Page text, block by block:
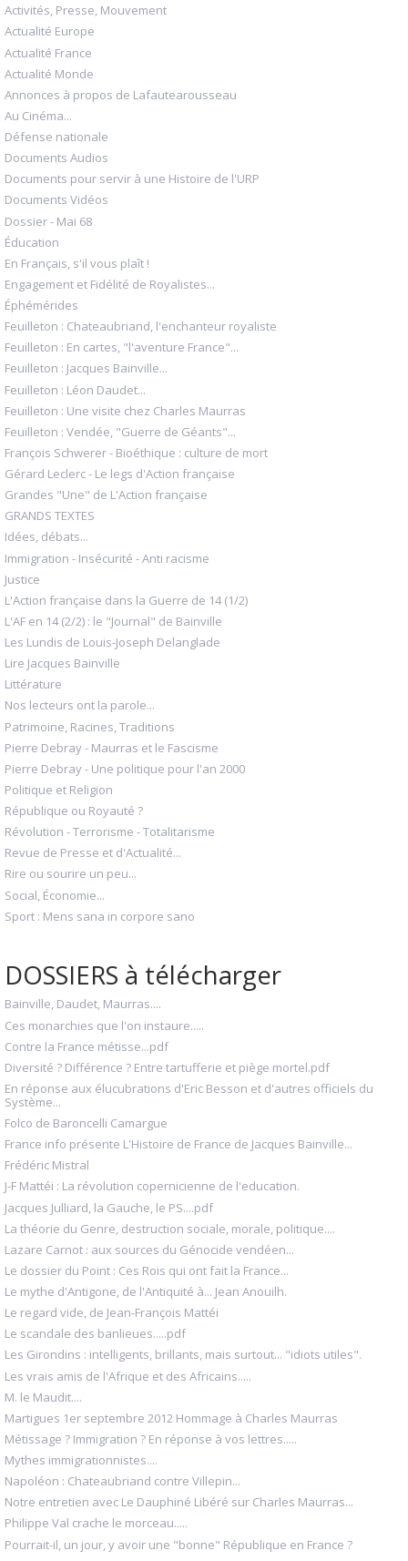
Activités, Presse, Mouvement
Actualité Europe
Actualité France
Actualité Monde
Annonces à propos de Lafautearousseau
Au Cinéma...
Défense nationale
Documents Audios
Documents pour servir à une Histoire de l'URP
Documents Vidéos
Dossier - Mai 68
Éducation
En Français, s'il vous plaît !
Engagement et Fidélité de Royalistes...
Éphémérides
Feuilleton : Chateaubriand, l'enchanteur royaliste
Feuilleton : En cartes, "l'aventure France"...
Feuilleton : Jacques Bainville...
Feuilleton : Léon Daudet...
Feuilleton : Une visite chez Charles Maurras
Feuilleton : Vendée, "Guerre de Géants"...
François Schwerer - Bioéthique : culture de mort
Gérard Leclerc - Le legs d'Action française
Grandes "Une" de L'Action française
GRANDS TEXTES
Idées, débats...
Immigration - Insécurité - Anti racisme
Justice
L'Action française dans la Guerre de 14 (1/2)
L'AF en 14 (2/2) : le "Journal" de Bainville
Les Lundis de Louis-Joseph Delanglade
Lire Jacques Bainville
Littérature
Nos lecteurs ont la parole...
Patrimoine, Racines, Traditions
Pierre Debray - Maurras et le Fascisme
Pierre Debray - Une politique pour l'an 2000
Politique et Religion
République ou Royauté ?
Révolution - Terrorisme - Totalitarisme
Revue de Presse et d'Actualité...
Rire ou sourire un peu...
Social, Économie...
Sport : Mens sana in corpore sano
DOSSIERS à télécharger
Bainville, Daudet, Maurras....
Ces monarchies que l'on instaure.....
Contre la France métisse...pdf
Diversité ? Différence ? Entre tartufferie et piège mortel.pdf
En réponse aux élucubrations d'Eric Besson et d'autres officiels du
Système...
Folco de Baroncelli Camargue
France info présente L'Histoire de France de Jacques Bainville...
Frédéric Mistral
J-F Mattéi : La révolution copernicienne de l'education.
Jacques Julliard, la Gauche, le PS....pdf
La théorie du Genre, destruction sociale, morale, politique....
Lazare Carnot : aux sources du Génocide vendéen...
Le dossier du Point : Ces Rois qui ont fait la France...
Le mythe d'Antigone, de l'Antiquité à... Jean Anouilh.
Le regard vide, de Jean-François Mattéi
Le scandale des banlieues.....pdf
Les Girondins : intelligents, brillants, mais surtout... "idiots utiles".
Les vrais amis de l'Afrique et des Africains.....
M. le Maudit....
Martigues 1er septembre 2012 Hommage à Charles Maurras
Métissage ? Immigration ? En réponse à vos lettres.....
Mythes immigrationnistes....
Napoléon : Chateaubriand contre Villepin...
Notre entretien avec Le Dauphiné Libéré sur Charles Maurras...
Philippe Val crache le morceau.....
Pourrait-il, un jour, y avoir une "bonne" République en France ?